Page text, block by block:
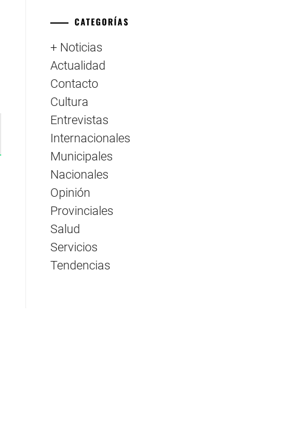
CATEGORÍAS
+ Noticias
Actualidad
Contacto
Cultura
Entrevistas
Internacionales
Municipales
Nacionales
Opinión
Provinciales
Salud
Servicios
Tendencias